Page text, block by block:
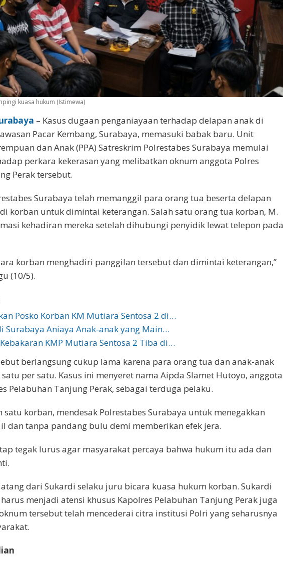
kuasa hukum (Istimewa)
– Kasus dugaan penganiayaan terhadap delapan anak di
Pacar Kembang, Surabaya, memasuki babak baru. Unit
dan Anak (PPA) Satreskrim Polrestabes Surabaya memulai
perkara kekerasan yang melibatkan oknum anggota Polres
Perak tersebut.
Surabaya telah memanggil para orang tua beserta delapan
korban untuk dimintai keterangan. Salah satu orang tua korban, M.
kehadiran mereka setelah dihubungi penyidik lewat telepon pada
korban menghadiri panggilan tersebut dan dimintai keterangan,”
(10/5).
Posko Korban KM Mutiara Sentosa 2 di…
Surabaya Aniaya Anak-anak yang Main…
KMP Mutiara Sentosa 2 Tiba di…
berlangsung cukup lama karena para orang tua dan anak-anak
per satu. Kasus ini menyeret nama Aipda Slamet Hutoyo, anggota
Pelabuhan Tanjung Perak, sebagai terduga pelaku.
satu korban, mendesak Polrestabes Surabaya untuk menegakkan
dan tanpa pandang bulu demi memberikan efek jera.
tegak lurus agar masyarakat percaya bahwa hukum itu ada dan
dari Sukardi selaku juru bicara kuasa hukum korban. Sukardi
menjadi atensi khusus Kapolres Pelabuhan Tanjung Perak juga
tersebut telah mencederai citra institusi Polri yang seharusnya